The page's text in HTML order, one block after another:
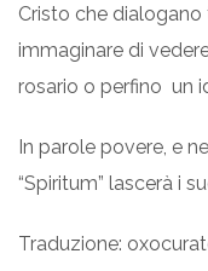
Cristo che
immaginare di
rosario o perfino un
In parole povere, e
“Spiritum” lascerà i
Traduzione: